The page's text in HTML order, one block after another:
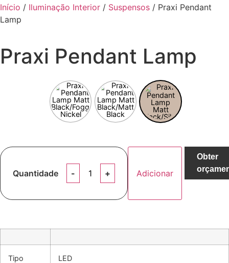
Início / Iluminação Interior / Suspensos / Praxi Pendant
Lamp
Praxi Pendant Lamp
Quantidade Adicionar
Obter
Tipo
LED